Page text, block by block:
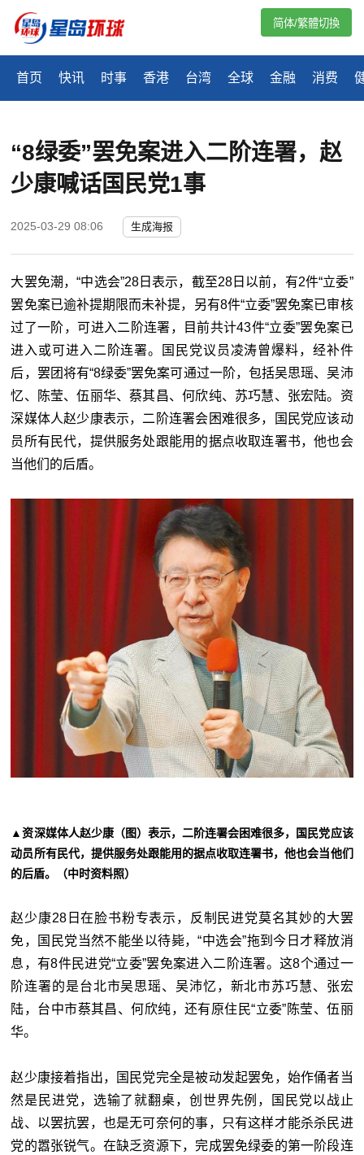
首页 快讯 时事 香港 台湾 全球 金融 消费
简体/繁體切換
“8绿委”罢免案进入二阶连署，赵
少康喊话国民党1事
2025-03-29 08:06 生成海报
大罢免潮，“中选会”28日表示，截至28日以前，有2件“立委”
罢免案已逾补提期限而未补提，另有8件“立委”罢免案已审核
过了一阶，可进入二阶连署，目前共计43件“立委”罢免案已
进入或可进入二阶连署。国民党议员凌涛曾爆料，经补件
后，罢团将有“8绿委”罢免案可通过一阶，包括吴思瑶、吴沛
忆、陈莹、伍丽华、蔡其昌、何欣纯、苏巧慧、张宏陆。资
深媒体人赵少康表示，二阶连署会困难很多，国民党应该动
员所有民代，提供服务处跟能用的据点收取连署书，他也会
当他们的后盾。
▲资深媒体人赵少康（图）表示，二阶连署会困难很多，国民党应该
动员所有民代，提供服务处跟能用的据点收取连署书，他也会当他们
的后盾。（中时资料照）
赵少康28日在脸书粉专表示，反制民进党莫名其妙的大罢
免，国民党当然不能坐以待毙，“中选会”拖到今日才释放消
息，有8件民进党“立委”罢免案进入二阶连署。这8个通过一
阶连署的是台北市吴思瑶、吴沛忆，新北市苏巧慧、张宏
陆，台中市蔡其昌、何欣纯，还有原住民“立委”陈莹、伍丽
华。
赵少康接着指出，国民党完全是被动发起罢免，始作俑者当
然是民进党，选输了就翻桌，创世界先例，国民党以战止
战、以罢抗罢，也是无可奈何的事，只有这样才能杀杀民进
党的嚣张锐气。在缺乏资源下，完成罢免绿委的第一阶段连